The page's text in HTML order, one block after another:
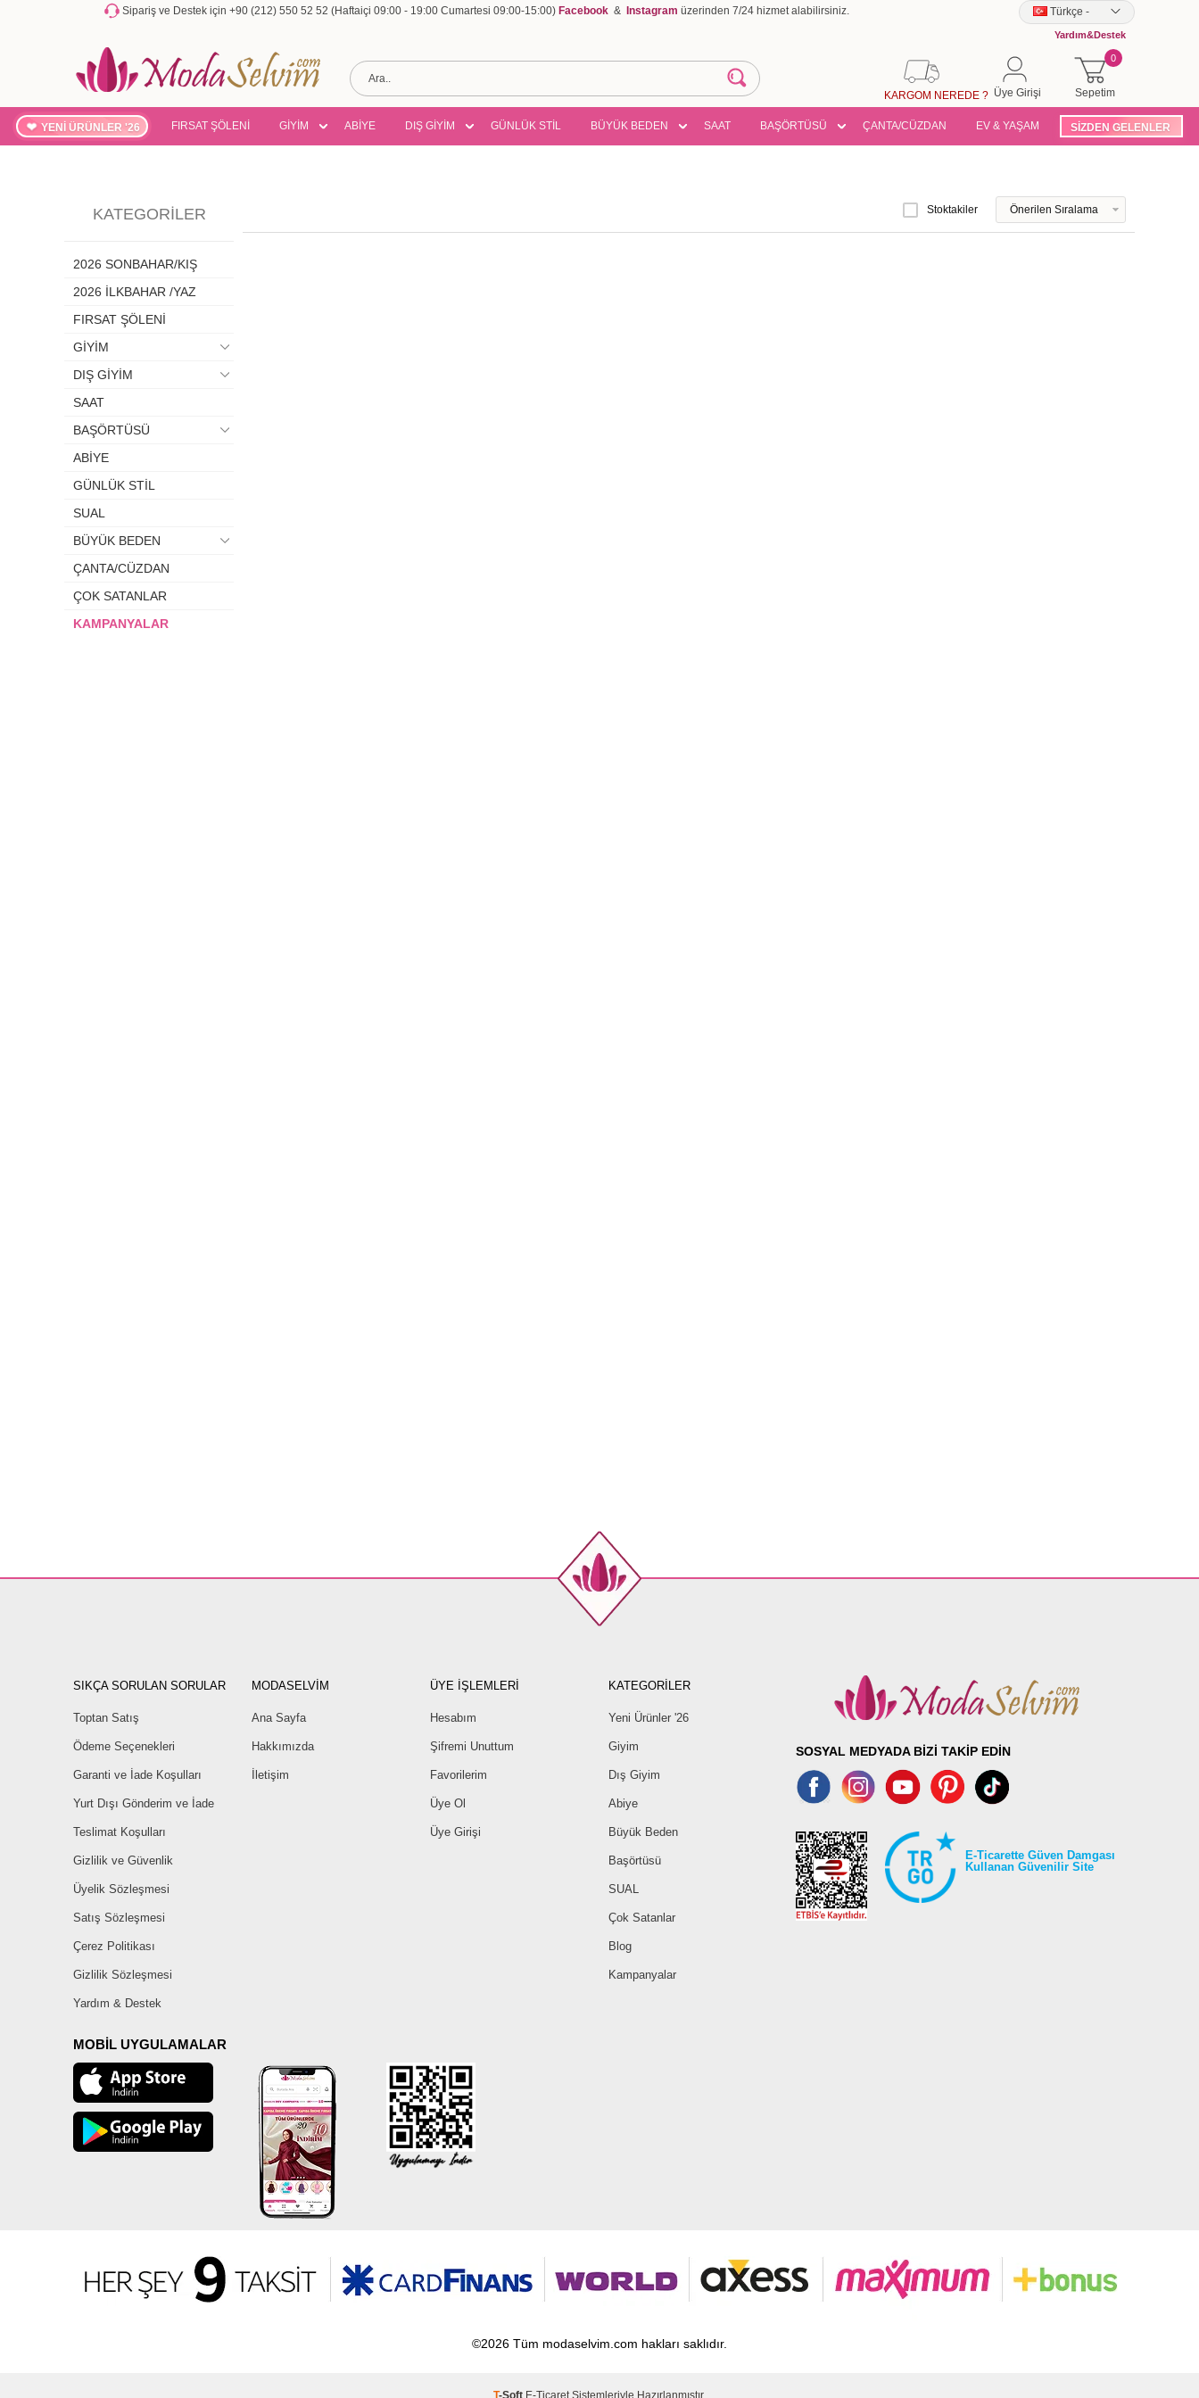
Sipariş ve Destek için +90 (212) 550 52 52 (Haftaiçi 09:00 - 19:00 Cumartesi 09:00-15:00) Facebook & Instagram üzerinden 7/24 hizmet alabilirsiniz. Türkçe -
Yardım&Destek
Sepetim
0
Üye Girişi
KARGOM NEREDE ?
YENİ ÜRÜNLER '26 FIRSAT ŞÖLENİ GİYİM ABİYE DIŞ GİYİM GÜNLÜK STİL BÜYÜK BEDEN SAAT BAŞÖRTÜSÜ ÇANTA/CÜZDAN EV & YAŞAM SİZDEN GELENLER
KATEGORILER
2026 SONBAHAR/KIŞ
2026 İLKBAHAR /YAZ
FIRSAT ŞÖLENİ
GİYİM
DIŞ GİYİM
SAAT
BAŞÖRTÜSÜ
ABİYE
GÜNLÜK STİL
SUAL
BÜYÜK BEDEN
ÇANTA/CÜZDAN
ÇOK SATANLAR
KAMPANYALAR
Stoktakiler
SIKÇA SORULAN SORULAR
Toptan Satış
Ödeme Seçenekleri
Garanti ve İade Koşulları
Yurt Dışı Gönderim ve İade
Teslimat Koşulları
Gizlilik ve Güvenlik
Üyelik Sözleşmesi
Satış Sözleşmesi
Çerez Politikası
Gizlilik Sözleşmesi
Yardım & Destek
MODASELVİM
Ana Sayfa
Hakkımızda
İletişim
ÜYE İŞLEMLERİ
Hesabım
Şifremi Unuttum
Favorilerim
Üye Ol
Üye Girişi
KATEGORİLER
Yeni Ürünler '26
Giyim
Dış Giyim
Abiye
Büyük Beden
Başörtüsü
SUAL
Çok Satanlar
Blog
Kampanyalar
MOBİL UYGULAMALAR
SOSYAL MEDYADA BİZİ TAKİP EDİN
E-Ticarette Güven Damgası
Kullanan Güvenilir Site
©2026 Tüm modaselvim.com hakları saklıdır.
T-Soft E-Ticaret Sistemleriyle Hazırlanmıştır.